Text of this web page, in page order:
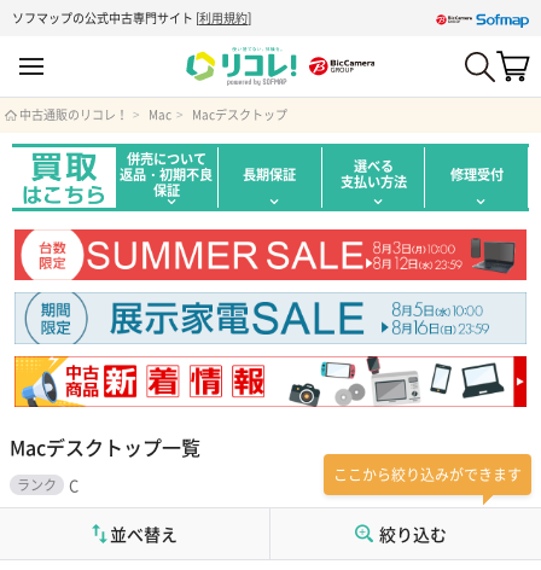
ソフマップの公式中古専門サイト [利用規約]
中古通販のリコレ！ Mac Macデスクトップ
併売について
返品・初期不良
保証
長期保証 選べる
支払い方法 修理受付
Macデスクトップ一覧
ランク C ここから絞り込みができます
絞り込む
並べ替え